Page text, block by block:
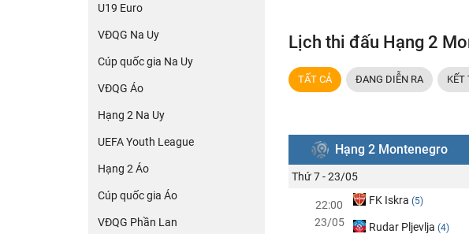
U19 Euro
VĐQG Na Uy
Cúp quốc gia Na Uy
VĐQG Áo
Hạng 2 Na Uy
UEFA Youth League
Hạng 2 Áo
Cúp quốc gia Áo
VĐQG Phần Lan
Lịch thi đấu Hạng 2
TẤT CẢ ĐANG DIỄN RA KẾT
Hạng 2 Montenegro
Thứ 7 - 23/05
22:00
23/05
FK Iskra (5)
Rudar Pljevlja (4)